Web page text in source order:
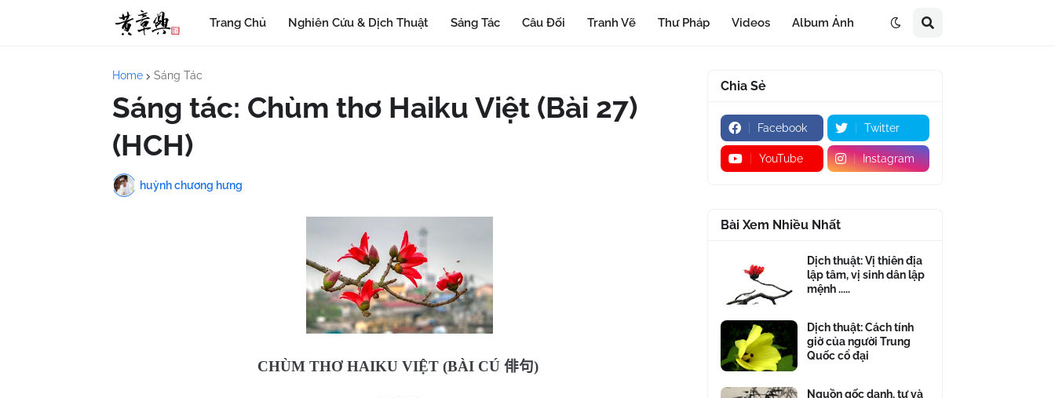
Trang Chủ Nghiên Cứu & Dịch Thuật Sáng Tác Câu Đối Tranh Vẽ Thư Pháp Videos Album Ảnh
Home Sáng Tác
Sáng tác: Chùm thơ Haiku Việt (Bài 27)
(HCH)
huỳnh chương hưng
CHÙM THƠ HAIKU VIỆT (BÀI CÚ 俳句)
Chia Sẻ
Facebook Twitter
YouTube Instagram
Bài Xem Nhiều Nhất
Dịch thuật: Vị thiên địa
lập tâm, vị sinh dân lập
mệnh .....
Dịch thuật: Cách tính
giờ của người Trung
Quốc cổ đại
Nguồn gốc danh, tự và